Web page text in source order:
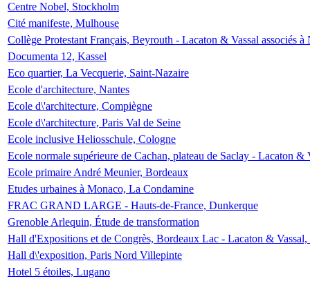
Centre Nobel, Stockholm
Cité manifeste, Mulhouse
Collège Protestant Français, Beyrouth - Lacaton & Vassal associés
Documenta 12, Kassel
Eco quartier, La Vecquerie, Saint-Nazaire
Ecole d'architecture, Nantes
Ecole d\'architecture, Compiègne
Ecole d\'architecture, Paris Val de Seine
Ecole inclusive Heliosschule, Cologne
Ecole normale supérieure de Cachan, plateau de Saclay - Lacaton &
Ecole primaire André Meunier, Bordeaux
Etudes urbaines à Monaco, La Condamine
FRAC GRAND LARGE - Hauts-de-France, Dunkerque
Grenoble Arlequin, Étude de transformation
Hall d'Expositions et de Congrès, Bordeaux Lac - Lacaton &
Hall d\'exposition, Paris Nord Villepinte
Hotel 5 étoiles, Lugano